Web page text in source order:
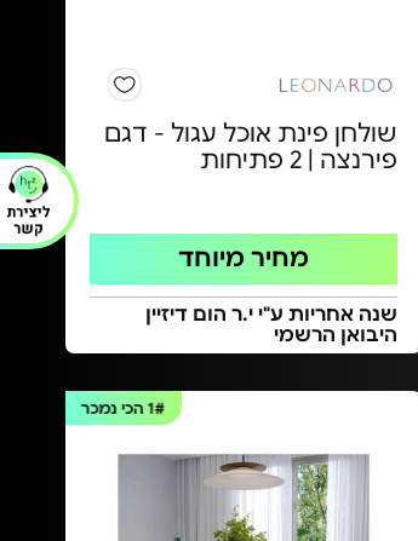
שולחן פינת אוכל עגול - דגם
פירנצה | 2 פתיחות
מחיר מיוחד
שנה אחריות ע"י י.ר הום דיזיין
היבואן הרשמי
1# הכי נמכר